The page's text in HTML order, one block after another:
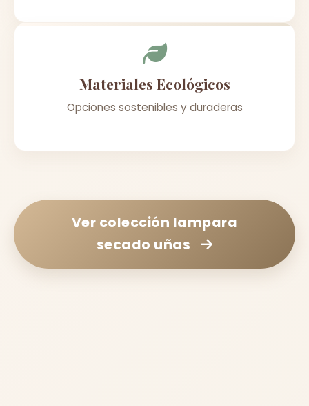
Materiales Ecológicos
Opciones sostenibles y duraderas
Ver colección lampara
secado uñas